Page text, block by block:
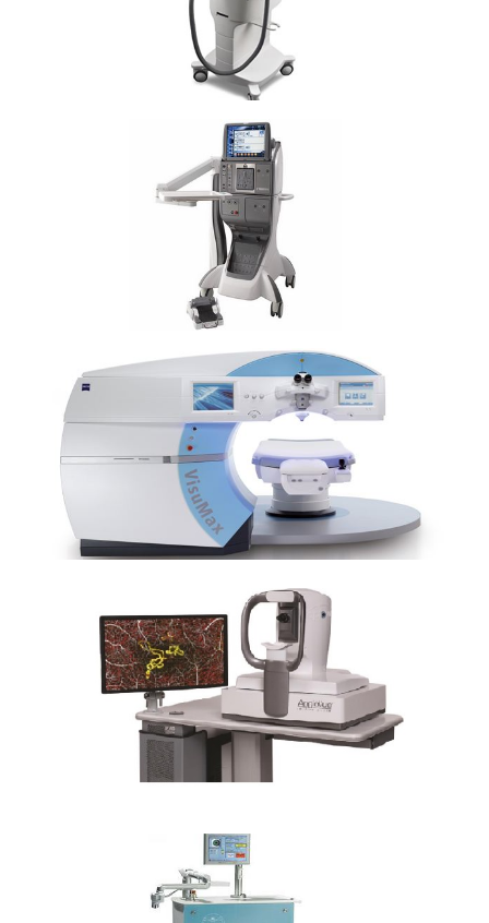
27G玻切手术设备
蔡司VisuMax全飞秒激光
AngioOCT血流成像（OCTA）
瑞士Ziemer LDV达芬奇飞秒…